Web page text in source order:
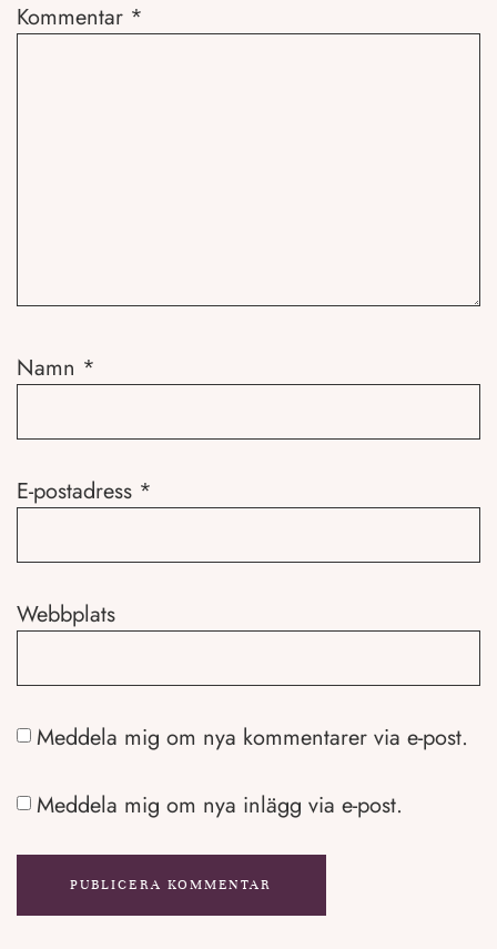
Kommentar *
Namn *
E-postadress *
Webbplats
Meddela mig om nya kommentarer via e-post.
Meddela mig om nya inlägg via e-post.